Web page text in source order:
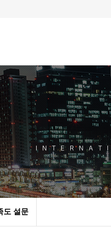
도 설문